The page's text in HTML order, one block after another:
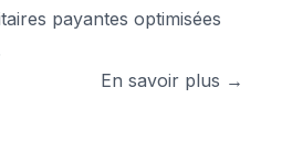
payantes optimisées
En savoir plus →